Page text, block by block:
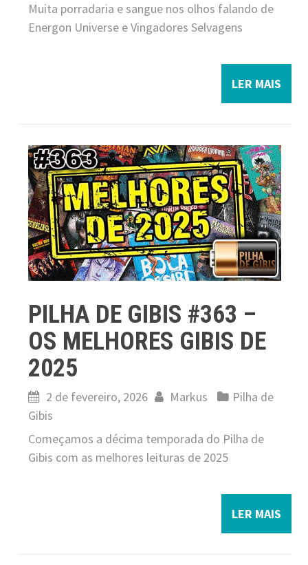
Muita porradaria e sangue nos olhos falando de
Energon Universe e Vingadores Selvagens
LER MAIS
PILHA DE GIBIS #363 –
OS MELHORES GIBIS DE
2025
2 de fevereiro, 2026 Markus
Pilha de
Gibis
Começamos a décima temporada do Pilha de
Gibis com as melhores leituras de 2025
LER MAIS